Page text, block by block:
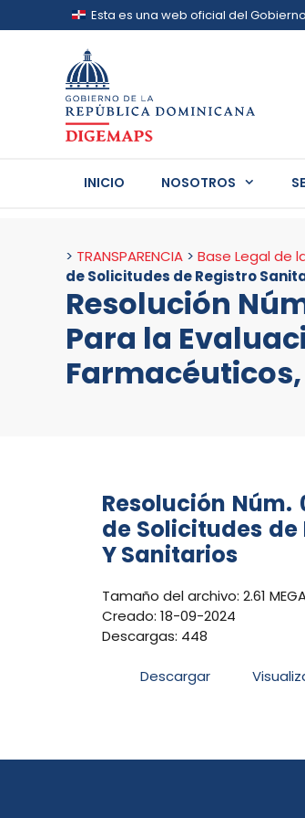
al
Esta es una web oficial del
INICIO NOSOTROS
> TRANSPARENCIA > Base Legal de
de Solicitudes de Registro
Resolución
Para la
Resolución Núm.
de Solicitudes
Y Sanitarios
Tamaño del archivo: 2.61
Creado: 18-09-2024
Descargas: 448
Descargar